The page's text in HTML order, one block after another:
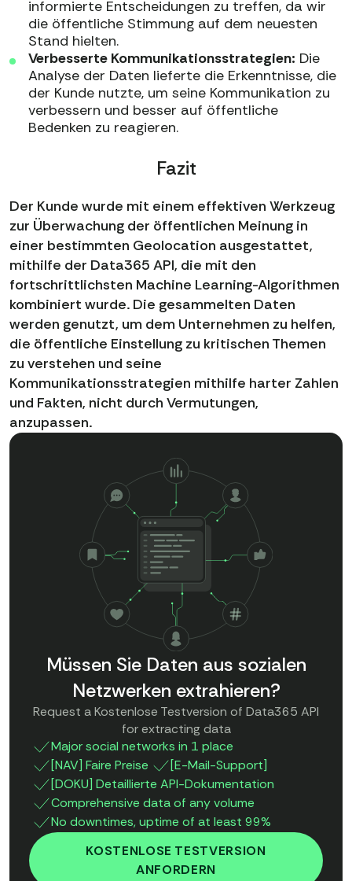
informierte Entscheidungen zu treffen, da wir
die öffentliche Stimmung auf dem neuesten
Stand hielten.
Verbesserte Kommunikationsstrategien: Die
Analyse der Daten lieferte die Erkenntnisse, die
der Kunde nutzte, um seine Kommunikation zu
verbessern und besser auf öffentliche
Bedenken zu reagieren.
Fazit
Der Kunde wurde mit einem effektiven Werkzeug
zur Überwachung der öffentlichen Meinung in
einer bestimmten Geolocation ausgestattet,
mithilfe der Data365 API, die mit den
fortschrittlichsten Machine Learning-Algorithmen
kombiniert wurde. Die gesammelten Daten
werden genutzt, um dem Unternehmen zu helfen,
die öffentliche Einstellung zu kritischen Themen
zu verstehen und seine
Kommunikationsstrategien mithilfe harter Zahlen
und Fakten, nicht durch Vermutungen,
anzupassen.
Müssen Sie Daten aus sozialen
Netzwerken extrahieren?
Request a Kostenlose Testversion of Data365 API
for extracting data
Major social networks in 1 place
[NAV] Faire Preise
[E-Mail-Support]
[DOKU] Detaillierte API-Dokumentation
Comprehensive data of any volume
No downtimes, uptime of at least 99%
KOSTENLOSE TESTVERSION
ANFORDERN